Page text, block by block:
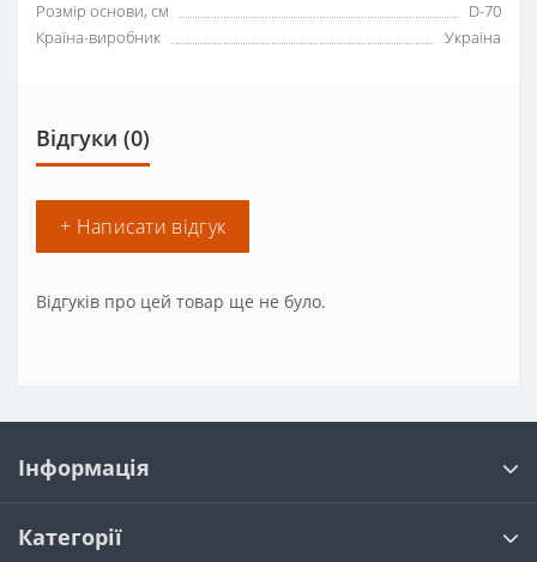
Розмір основи, см
D-70
Країна-виробник
Україна
Відгуки (0)
+ Написати відгук
Відгуків про цей товар ще не було.
Інформація
Категорії